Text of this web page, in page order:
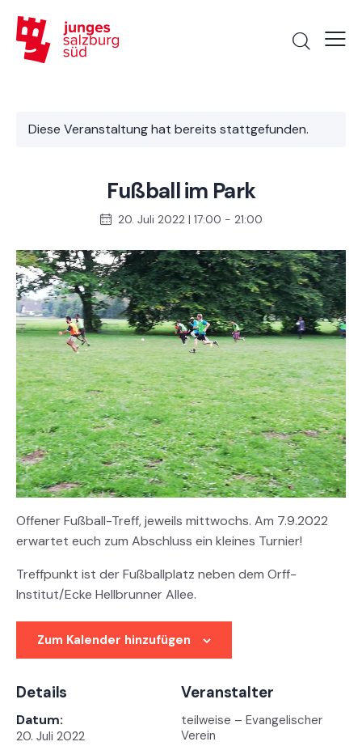
Diese Veranstaltung hat bereits stattgefunden.
Fußball im Park
20. Juli 2022 | 17:00 - 21:00
Offener Fußball-Treff, jeweils mittwochs. Am 7.9.2022
erwartet euch zum Abschluss ein kleines Turnier!
Treffpunkt ist der Fußballplatz neben dem Orff-
Institut/Ecke Hellbrunner Allee.
Zum Kalender hinzufügen
Details
Datum:
20. Juli 2022
Veranstalter
teilweise – Evangelischer
Verein